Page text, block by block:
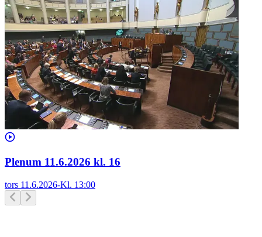
Plenum 11.6.2026 kl. 16
tors 11.6.2026-Kl. 13:00